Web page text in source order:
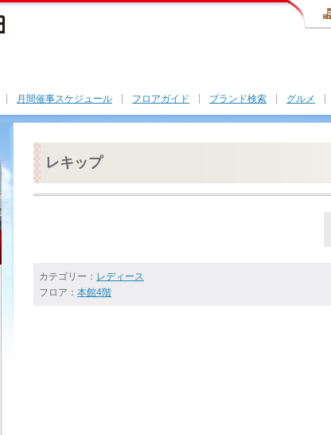
月間催事スケジュール フロアガイド ブランド検索 グルメ
レキップ
カテゴリー： レディース
フロア： 本館4階